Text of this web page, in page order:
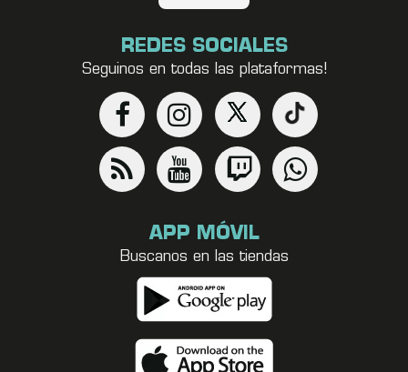
REDES SOCIALES
Seguinos en todas las plataformas!
APP MÓVIL
Buscanos en las tiendas